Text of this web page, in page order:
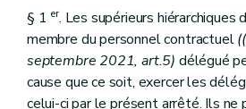
Section 2 Dispositions
Sous-section 1 Dispositions
Art. 151
Art. 152
Art. 153
Art. 154
§ 1 er. Les supérieurs hiérarchiques
membre du personnel contractuel
septembre 2021, art.5) délégué
cause que ce soit, exercer les
celui-ci par le présent arrêté. Ils